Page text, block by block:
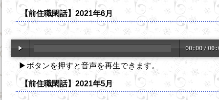
【前住職閑話】2021年6月
00:00 /
▶ボタンを押すと音声を再生できます。
【前住職閑話】2021年5月